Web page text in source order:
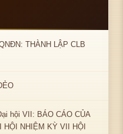
THÀNH LẬP CLB
hội VII: BÁO CÁO CỦA
NHIỆM KỲ VII HỘI